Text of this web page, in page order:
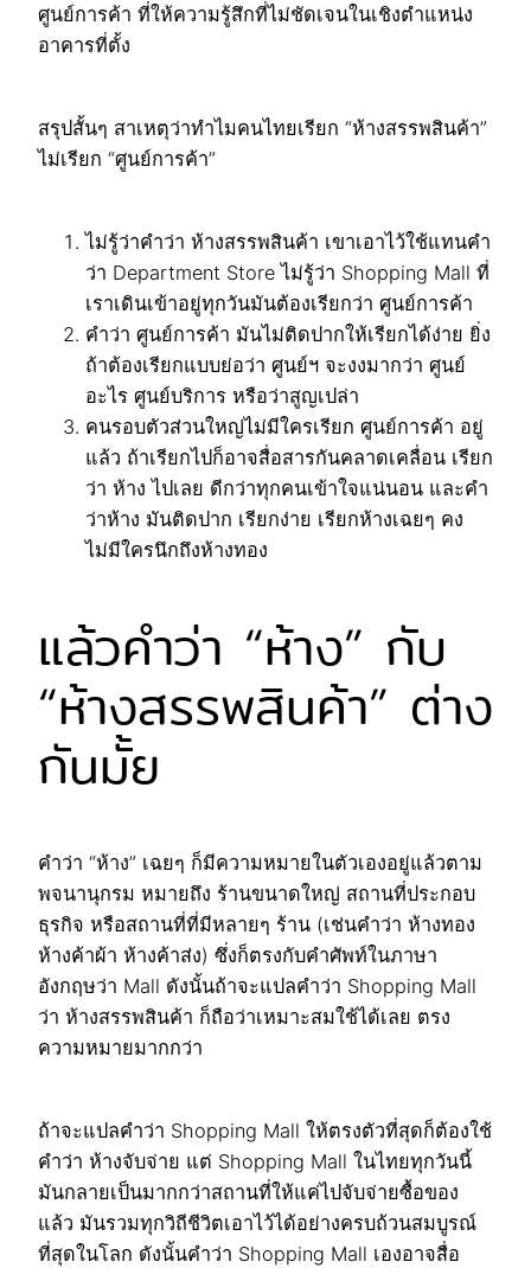
ศูนย์การค้า ที่ให้ความรู้สึกที่ไม่ชัดเจนในเชิงตำแหน่ง
อาคารที่ตั้ง
สรุปสั้นๆ สาเหตุว่าทำไมคนไทยเรียก “ห้างสรรพสินค้า”
ไม่เรียก “ศูนย์การค้า”
ไม่รู้ว่าคำว่า ห้างสรรพสินค้า เขาเอาไว้ใช้แทนคำ
ว่า Department Store ไม่รู้ว่า Shopping Mall ที่
เราเดินเข้าอยู่ทุกวันมันต้องเรียกว่า ศูนย์การค้า
คำว่า ศูนย์การค้า มันไม่ติดปากให้เรียกได้ง่าย ยิ่ง
ถ้าต้องเรียกแบบย่อว่า ศูนย์ฯ จะงงมากว่า ศูนย์
อะไร ศูนย์บริการ หรือว่าสูญเปล่า
คนรอบตัวส่วนใหญ่ไม่มีใครเรียก ศูนย์การค้า อยู่
แล้ว ถ้าเรียกไปก็อาจสื่อสารกันคลาดเคลื่อน เรียก
ว่า ห้าง ไปเลย ดีกว่าทุกคนเข้าใจแน่นอน และคำ
ว่าห้าง มันติดปาก เรียกง่าย เรียกห้างเฉยๆ คง
ไม่มีใครนึกถึงห้างทอง
แล้วคำว่า “ห้าง” กับ
“ห้างสรรพสินค้า” ต่าง
กันมั้ย
คำว่า “ห้าง” เฉยๆ ก็มีความหมายในตัวเองอยู่แล้วตาม
พจนานุกรม หมายถึง ร้านขนาดใหญ่ สถานที่ประกอบ
ธุรกิจ หรือสถานที่ที่มีหลายๆ ร้าน (เช่นคำว่า ห้างทอง
ห้างค้าผ้า ห้างค้าส่ง) ซึ่งก็ตรงกับคำศัพท์ในภาษา
อังกฤษว่า Mall ดังนั้นถ้าจะแปลคำว่า Shopping Mall
ว่า ห้างสรรพสินค้า ก็ถือว่าเหมาะสมใช้ได้เลย ตรง
ความหมายมากกว่า
ถ้าจะแปลคำว่า Shopping Mall ให้ตรงตัวที่สุดก็ต้องใช้
คำว่า ห้างจับจ่าย แต่ Shopping Mall ในไทยทุกวันนี้
มันกลายเป็นมากกว่าสถานที่ให้แค่ไปจับจ่ายซื้อของ
แล้ว มันรวมทุกวิถีชีวิตเอาไว้ได้อย่างครบถ้วนสมบูรณ์
ที่สุดในโลก ดังนั้นคำว่า Shopping Mall เองอาจสื่อ